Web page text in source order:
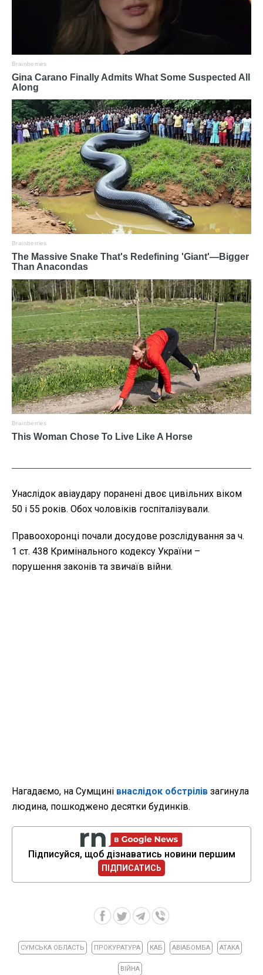
Унаслідок авіаудару поранені двоє цивільних віком
50 і 55 років. Обох чоловіків госпіталізували.
Правоохоронці почали досудове розслідування за ч.
1 ст. 438 Кримінального кодексу України –
порушення законів та звичаїв війни.
Нагадаємо, на Сумщині внаслідок обстрілів загинула
людина, пошкоджено десятки будинків.
Підписуйся, щоб дізнаватись новини першим
ПІДПИСАТИСЬ
СУМСЬКА ОБЛАСТЬ ПРОКУРАТУРА КАБ АВІАБОМБА АТАКА
ВІЙНА